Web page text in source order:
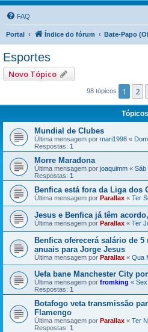
FAQ
Portal Índice do fórum Bate-Papo
Esportes
Novo Tópico
98 tópicos 1 2
Tópicos
Mundial de Clubes
Última mensagem por mari1998 «
Respostas: 1
Morre Maradona
Última mensagem por joaquimm « Sáb
Respostas: 1
Benfica está fora da Liga dos
Última mensagem por Parallax « Ter
Jesus e Benfica já têm
Última mensagem por Parallax « Ter
Benfica oferecerá salário de
anuais para Jorge Jesus
Última mensagem por Parallax « Qua
Uefa bane Manchester City
Última mensagem por fromking «
Respostas: 1
Botafogo veta transmissão
Flamengo
Última mensagem por Parallax « Ter
Respostas: 1